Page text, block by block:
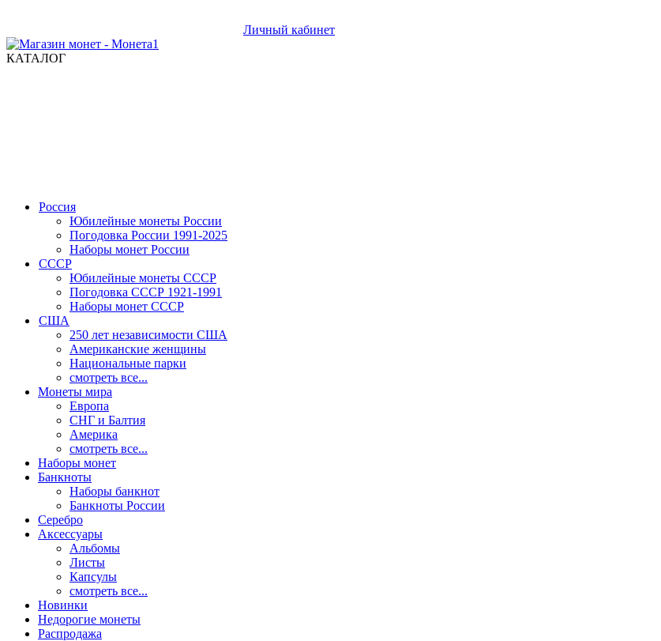
Личный кабинет
КАТАЛОГ
Россия
Юбилейные монеты России
Погодовка России 1991-2025
Наборы монет России
СССР
Юбилейные монеты СССР
Погодовка СССР 1921-1991
Наборы монет СССР
США
250 лет независимости США
Американские женщины
Национальные парки
смотреть все...
Монеты мира
Европа
СНГ и Балтия
Америка
смотреть все...
Наборы монет
Банкноты
Наборы банкнот
Банкноты России
Серебро
Аксессуары
Альбомы
Листы
Капсулы
смотреть все...
Новинки
Недорогие монеты
Распродажа